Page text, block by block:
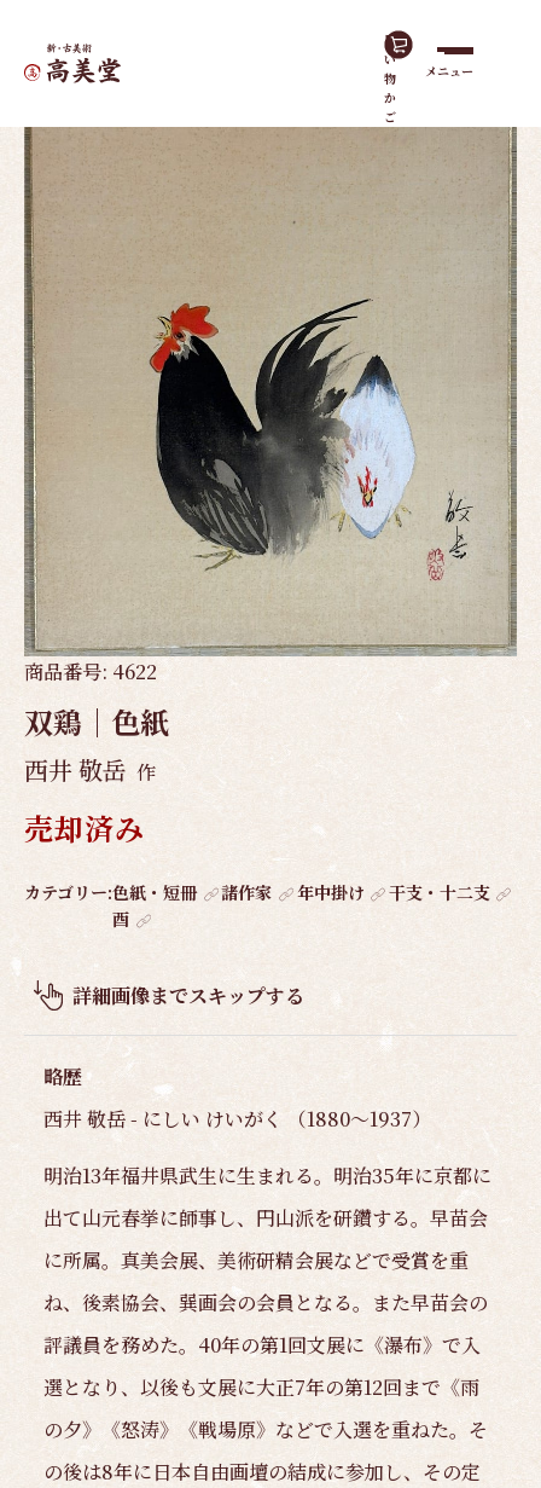
買
い
物
か
ご
メニュー
ホーム作品一覧
商品番号: 4622
双鶏｜色紙
西井 敬岳 作
売却済み
作
要
カテゴリー:色紙・短冊 諸作家 年中掛け
干支・十二支
酉
詳細画像までスキップする
略歴
西井 敬岳 - にしい けいがく （1880～1937）
明治13年福井県武生に生まれる。明治35年に京都に
出て山元春挙に師事し、円山派を研鑽する。早苗会
に所属。真美会展、美術研精会展などで受賞を重
ね、後素協会、巽画会の会員となる。また早苗会の
評議員を務めた。40年の第1回文展に《瀑布》で入
選となり、以後も文展に大正7年の第12回まで《雨
の夕》《怒涛》《戦場原》などで入選を重ねた。そ
の後は8年に日本自由画壇の結成に参加し、その定